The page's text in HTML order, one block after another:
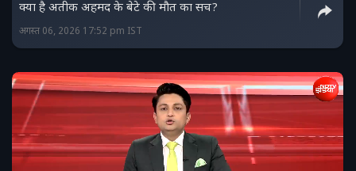
क्या है अतीक अहमद के बेटे की मौत का सच?
अगस्त 06, 2026 17:52 pm IST